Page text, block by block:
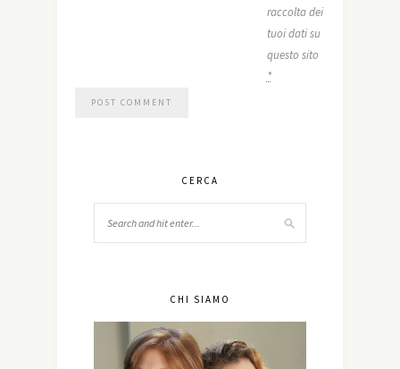
raccolta dei
tuoi dati su
questo sito
*
CERCA
CHI SIAMO